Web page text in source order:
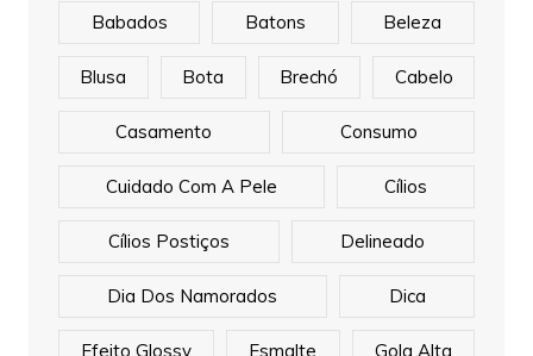
Babados Batons Beleza
Blusa Bota Brechó Cabelo
Casamento Consumo
Cuidado Com A Pele Cílios
Cílios Postiços Delineado
Dia Dos Namorados Dica
Efeito Glossy Esmalte Gola Alta